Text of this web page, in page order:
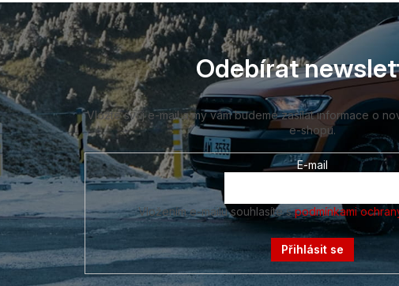
Odebírat
Vložte svůj e-mail a my vám budeme zasílat informace o
e-shopu.
E-mail
Vložením e-mailu souhlasíte spodmínkami
Přihlásit se